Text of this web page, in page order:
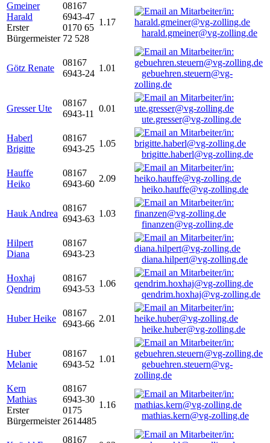
Gmeiner
Harald
Erster
Bürgermeister
08167
6943-47
0170 65
72 528
1.17
harald.gmeiner@vg-zolling.de
Götz Renate
08167
6943-24
1.01
gebuehren.steuern@vg-
zolling.de
Gresser Ute
08167
6943-11
0.01
ute.gresser@vg-zolling.de
Haberl
Brigitte
08167
6943-25
1.05
brigitte.haberl@vg-zolling.de
Hauffe
Heiko
08167
6943-60
2.09
heiko.hauffe@vg-zolling.de
Hauk Andrea
08167
6943-63
1.03
finanzen@vg-zolling.de
Hilpert
Diana
08167
6943-23
diana.hilpert@vg-zolling.de
Hoxhaj
Qendrim
08167
6943-53
1.06
qendrim.hoxhaj@vg-zolling.de
Huber Heike
08167
6943-66
2.01
heike.huber@vg-zolling.de
Huber
Melanie
08167
6943-52
1.01
gebuehren.steuern@vg-
zolling.de
Kern
Mathias
Erster
Bürgermeister
08167
6943-30
0175
2614485
1.16
mathias.kern@vg-zolling.de
08167